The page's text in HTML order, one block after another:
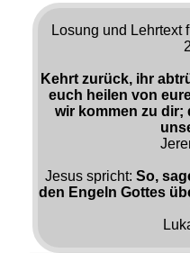
Losung und Lehrtext
Kehrt zurück, ihr
euch heilen von
wir kommen zu dir;
Jesus spricht: So,
den Engeln Gottes